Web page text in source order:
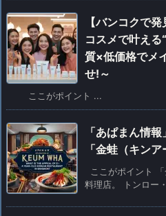
【バンコクで
コスメで叶える
質×低価格でメ
せ!～
ここがポイント ...
「あぱまん情
「金蛙（キン
ここがポイント
料理店。 トンロー